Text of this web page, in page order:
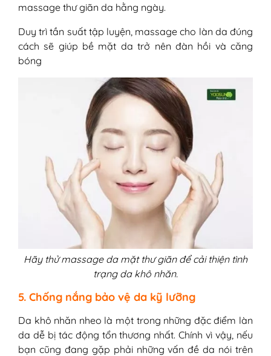
massage thư giãn da hằng ngày.
Duy trì tần suất tập luyện, massage cho làn da đúng
cách sẽ giúp bề mặt da trở nên đàn hồi và căng
bóng
Hãy thử massage da mặt thư giãn để cải thiện tình
trạng da khô nhăn.
5. Chống nắng bảo vệ da kỹ lưỡng
Da khô nhăn nheo là một trong những đặc điểm làn
da dễ bị tác động tổn thương nhất. Chính vì vậy, nếu
bạn cũng đang gặp phải những vấn đề da nói trên